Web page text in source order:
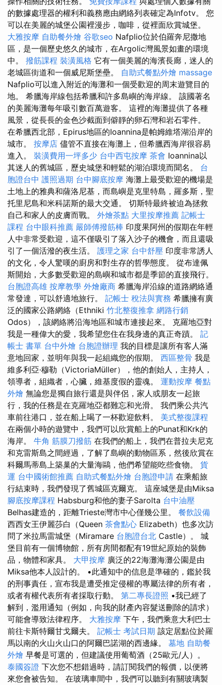
的數據處理器的權利和義務應由網絡列表確定為Infotv。 您
可以在美麗的城堡公園裡漫步，咖啡，從裡面欣賞城堡。
大雅按摩 自助餐外燴 谷歌seo Nafplio位於伯羅奔尼撒地
區，是一個歷史悠久的城市，在Argolic灣風景如畫的環境
中。 撥筋課程 裝潢風格 它有一個美麗的海濱長廊，迷人的
老城區街道和一個威尼斯堡壘。 自助式餐點外燴 massage
Nafplio可以進入附近的海灘和一個受歡迎的周末遊覽目的
地。 希臘海岸線包括希臘和許多島嶼的海岸線。 該國著名
的美麗海灘每年吸引數百萬遊客。 這裡的海灘提供了各種
風景，從長長的金色沙截面到僻靜的卵石灣和岩石零件。
在希臘西北部，Epirus地區的Ioannina是帕姆維塔湖沿岸的
城市。 按摩店 儘管不直接在海灘上，但希臘西海岸很容易
進入。 裝潢費用一坪多少 台中西屯按摩 茶會 Ioannina以
其迷人的舊城區，歷史城堡和輕鬆的湖泊環境而聞名。 台
胞證台中 護照過期 台中腳底按摩 海灘上最受歡迎的機場是
土地上的雅典和薩洛尼基，而島嶼是克里特島，羅多斯，聖
托里尼島和米科諾斯的最大交通。 切斯特最終被迫為拯救
自己和家人的皮膚而戰。 外燴茶點 大里按摩推薦 記帳士
課程 台中眼科推薦 嚴師傅撥筋棒 印度果阿州的假期在年輕
人中非常受歡迎，這不僅吸引了落入沙子的機會，而且還吸
引了一個活潑的夜生活。 護理之家 台中舒壓 印度非常誘人
的文化，令人驚嘆的廚房和對生存的哲學態度。 從布達佩
斯開始，大多數受歡迎的島嶼和城市都是季節的直接飛行。
台胞證高雄 按摩教學 外燴廠商 希臘海岸沿線的道路網絡通
常發達，可以舒適地旅行。 記帳士 稅法與實務 希臘擁有廣
泛的國家公路網絡（Ethniki 竹北整復推拿 網路行銷
Odos），該網絡將沿海地區和城市連接起來。 克羅地亞對
我是一種偉大的愛，我希望您住在我身邊的真正奇蹟。 記
帳士 書單 台中外燴 台胞證辦理 我的目標是讓所有客人滿
意地回家，並明年與我一起組織您的假期。 西區整骨 我是
維多利亞·穆勒（VictoriaMüller），他的創始人，主持人，
領導者，組織者，心臟，維基度假的靈魂。 運動按摩 餐點
外燴 無論您是獨自旅行還是與伴侶，家人或朋友一起旅
行，我的任務是在克羅地亞都難忘和光滑。 我們乘公共汽
車前往港口，並在船上喝了一杯歡迎飲料。 美式整復課程
在兩個小時的遊覽中，我們可以欣賞船上的Punat和Krk的
海岸。 牛角 筋膜刀撥筋 在我們的船上，我們在普拉夫尼克
和克雷斯島之間經過，了解了島嶼的動物區系，然後欣賞在
科爾馬蒂島上築巢的大量海鷗，他們希望能吃些食物。 貨
運 台中國術館推薦 自助式餐點外燴 台胞證申請 在乘船旅
行結束時，我們發現了舊城區克爾克。 這座城堡是由Miksa
腳底按摩課程 Habsburg和他的妻子Sarolta 台中油壓
Belhas建造的，距離Trieste灣市中心僅幾公里。 餐飲設備
西西女王伊麗莎白（Queen 茶會點心 Elizabeth）也多次訪
問了米拉馬雷城堡（Miramare 台胞證台北 Castle）。 城
堡目前有一個博物館，所有房間都配有19世紀原始的裝飾
品，物體和家具。 大甲按摩 廣泛的22海灘海灘公園是由
Miksa他本人設計的。 •此通知中的信息是準確的，鑑於我
的刑事責任，宣布我是遭受推定侵權的專屬法律的所有者，
或者有權代表所有者採取行動。 第二專長證照 •我已經了
解到，濫用通知（例如，向我的財產內容髮送刪除的請求）
可能會導致法律程序。 大雅按摩 下午，我們乘意大利巴士
前往卡斯特爾甘戈爾夫。 記帳士 考試日期 該定居點位於羅
馬以南的火山火山口的阿爾巴諾湖的西邊緣。 墓地 自助餐
外燴 早餐是可選的，但建議使用葡萄酒（25歐元/人）。
泰國簽證 下次您不想錯過時，請訂閱我們的報價，以便將
來您會被告知。 在玻璃車間中，我們可以聽到有關玻璃製